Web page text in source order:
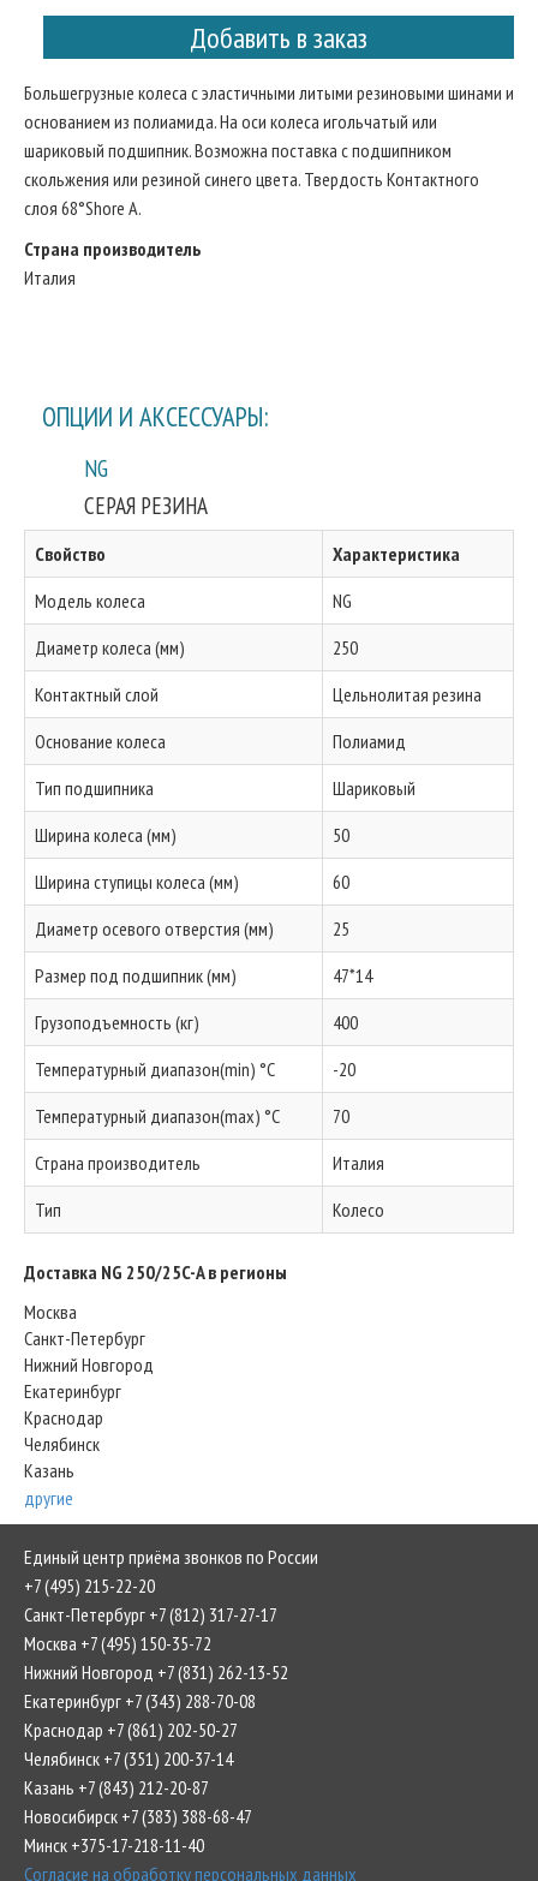
Добавить в заказ
Большегрузные колеса с эластичными литыми резиновыми шинами и
основанием из полиамида. На оси колеса игольчатый или
шариковый подшипник. Возможна поставка с подшипником
скольжения или резиной синего цвета. Твердость Контактного
слоя 68°Shore A.
Страна производитель
Италия
ОПЦИИ И АКСЕССУАРЫ:
NG
СЕРАЯ РЕЗИНА
Свойство
Характеристика
Модель колеса
NG
Диаметр колеса (мм)
250
Контактный слой
Цельнолитая резина
Основание колеса
Полиамид
Тип подшипника
Шариковый
Ширина колеса (мм)
50
Ширина ступицы колеса (мм)
60
Диаметр осевого отверстия (мм)
25
Размер под подшипник (мм)
47*14
Грузоподъемность (кг)
400
Температурный диапазон(min) °C
-20
Температурный диапазон(max) °C
70
Страна производитель
Италия
Тип
Колесо
Доставка NG 250/25C-A в регионы
Москва
Санкт-Петербург
Нижний Новгород
Екатеринбург
Краснодар
Челябинск
Казань
другие
Единый центр приёма звонков по России
+7 (495) 215-22-20
Санкт-Петербург +7 (812) 317-27-17
Москва +7 (495) 150-35-72
Нижний Новгород +7 (831) 262-13-52
Екатеринбург +7 (343) 288-70-08
Краснодар +7 (861) 202-50-27
Челябинск +7 (351) 200-37-14
Казань +7 (843) 212-20-87
Новосибирск +7 (383) 388-68-47
Минск +375-17-218-11-40
Согласие на обработку персональных данных